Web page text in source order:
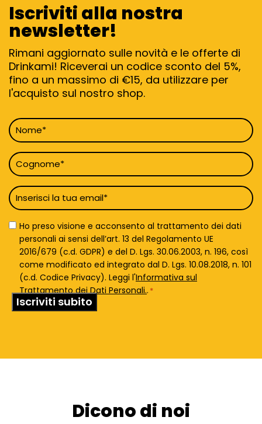
Iscriviti alla nostra
newsletter!
Rimani aggiornato sulle novità e le offerte di
Drinkami! Riceverai un codice sconto del 5%,
fino a un massimo di €15, da utilizzare per
l'acquisto sul nostro shop.
Nome
*
Cognome
*
Email
*
Privacy
Policy
Ho preso visione e acconsento al trattamento dei dati
personali ai sensi dell’art. 13 del Regolamento UE
2016/679 (c.d. GDPR) e del D. Lgs. 30.06.2003, n. 196, così
come modificato ed integrato dal D. Lgs. 10.08.2018, n. 101
(c.d. Codice Privacy). Leggi l'Informativa sul
Trattamento dei Dati Personali.. *
Dicono di noi